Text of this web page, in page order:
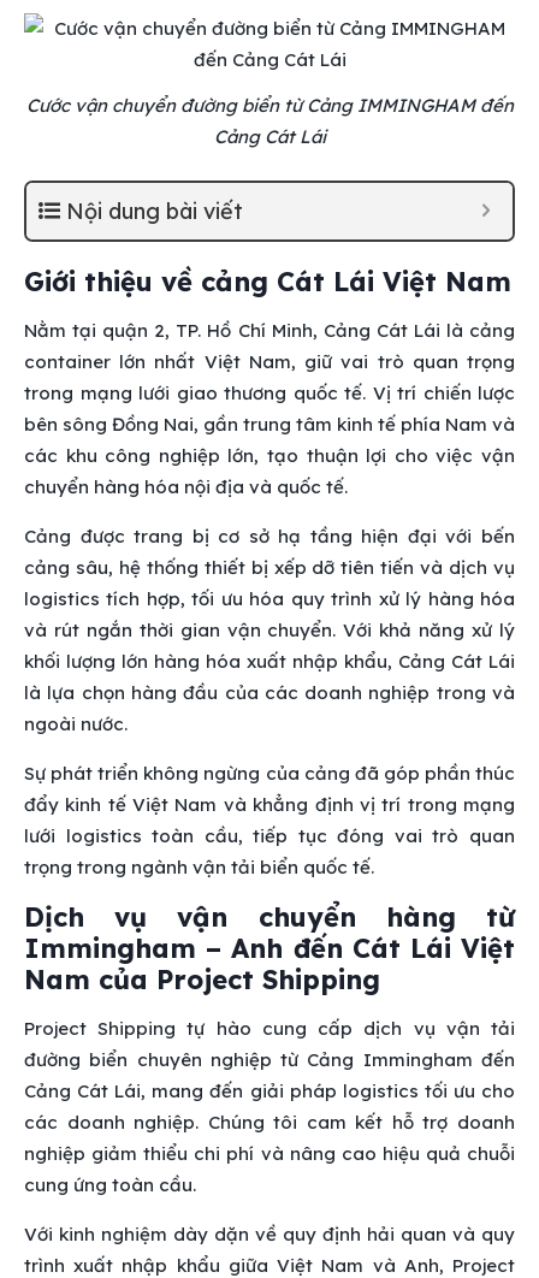
Cước vận chuyển đường biển từ Cảng IMMINGHAM đến
Cảng Cát Lái
Nội dung bài viết
Giới thiệu về cảng Cát Lái Việt Nam
Nằm tại quận 2, TP. Hồ Chí Minh, Cảng Cát Lái là cảng
container lớn nhất Việt Nam, giữ vai trò quan trọng
trong mạng lưới giao thương quốc tế. Vị trí chiến lược
bên sông Đồng Nai, gần trung tâm kinh tế phía Nam và
các khu công nghiệp lớn, tạo thuận lợi cho việc vận
chuyển hàng hóa nội địa và quốc tế.
Cảng được trang bị cơ sở hạ tầng hiện đại với bến
cảng sâu, hệ thống thiết bị xếp dỡ tiên tiến và dịch vụ
logistics tích hợp, tối ưu hóa quy trình xử lý hàng hóa
và rút ngắn thời gian vận chuyển. Với khả năng xử lý
khối lượng lớn hàng hóa xuất nhập khẩu, Cảng Cát Lái
là lựa chọn hàng đầu của các doanh nghiệp trong và
ngoài nước.
Sự phát triển không ngừng của cảng đã góp phần thúc
đẩy kinh tế Việt Nam và khẳng định vị trí trong mạng
lưới logistics toàn cầu, tiếp tục đóng vai trò quan
trọng trong ngành vận tải biển quốc tế.
Dịch vụ vận chuyển hàng từ
Immingham – Anh đến Cát Lái Việt
Nam của Project Shipping
Project Shipping tự hào cung cấp dịch vụ vận tải
đường biển chuyên nghiệp từ Cảng Immingham đến
Cảng Cát Lái, mang đến giải pháp logistics tối ưu cho
các doanh nghiệp. Chúng tôi cam kết hỗ trợ doanh
nghiệp giảm thiểu chi phí và nâng cao hiệu quả chuỗi
cung ứng toàn cầu.
Với kinh nghiệm dày dặn về quy định hải quan và quy
trình xuất nhập khẩu giữa Việt Nam và Anh, Project